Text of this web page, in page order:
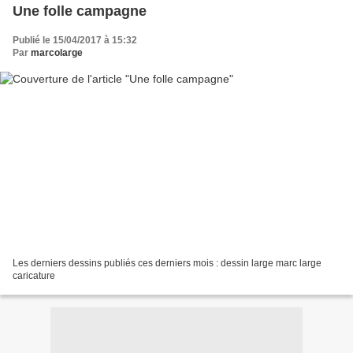
Une folle campagne
Publié le 15/04/2017 à 15:32
Par marcolarge
Les derniers dessins publiés ces derniers mois : dessin large marc large
caricature